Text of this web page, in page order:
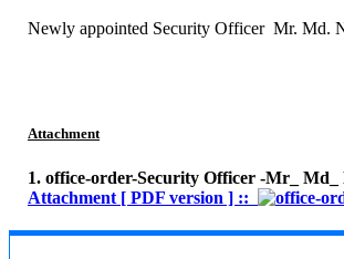
Newly appointed Security Officer Mr. Md.
Attachment
1. office-order-Security Officer -Mr_
Attachment [ PDF version ] ::